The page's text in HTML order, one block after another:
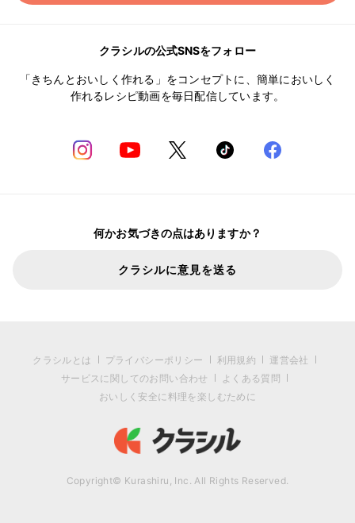
クラシルの公式SNSをフォロー
「きちんとおいしく作れる」をコンセプトに、簡単においしく
作れるレシピ動画を毎日配信しています。
何かお気づきの点はありますか？
クラシルに意見を送る
クラシルとは プライバシーポリシー 利用規約
運営会社
サービスに関してのお問い合わせ
よくある質問
おいしく安全に料理を楽しむために
Copyright© Kurashiru, Inc. All Rights Reserved.